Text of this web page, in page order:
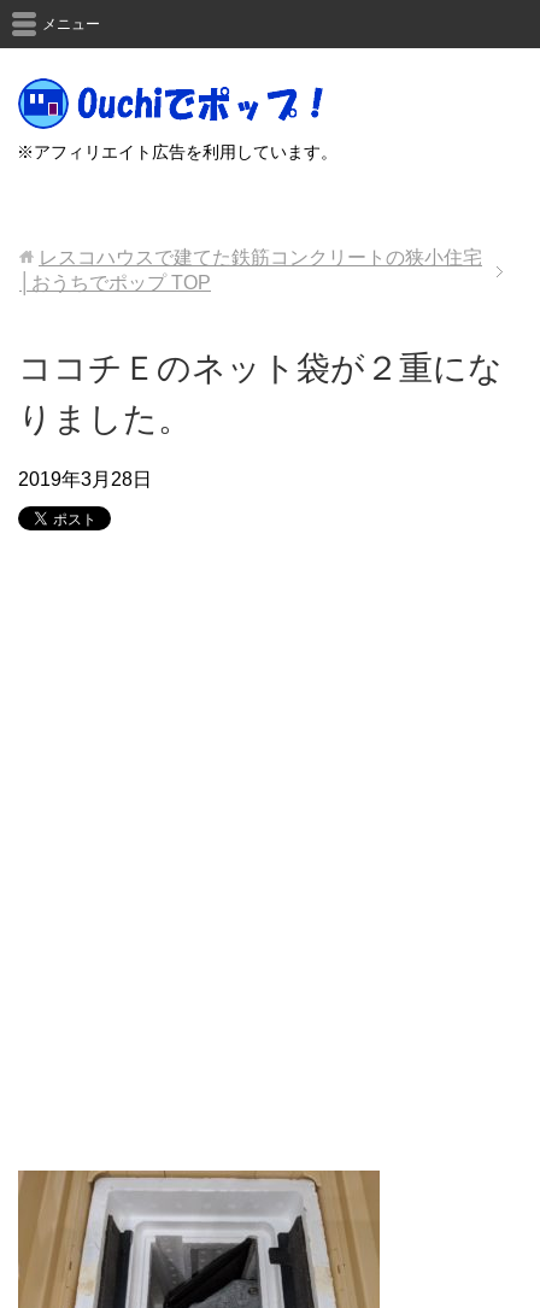
※アフィリエイト広告を利用しています。
メニュー
レスコハウスで建てた鉄筋コンクリートの狭小住宅
│おうちでポップTOP
ココチＥのネット袋が２重にな
りました。
2019年3月28日